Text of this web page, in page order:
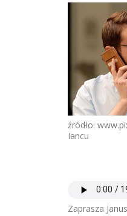
źródło:
Iancu
Zaprasza